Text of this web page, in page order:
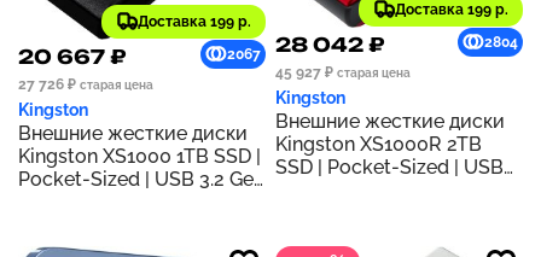
Доставка 199 р.
20 667 ₽
2067
27 726 ₽ старая цена
Kingston
Внешние жесткие диски
Kingston XS1000 1TB SSD |
Pocket-Sized | USB 3.2 Gen
SXS1000/1000G
Доставка 199 р.
28 042 ₽
2804
45 927 ₽ старая цена
Kingston
Внешние жесткие диски
Kingston XS1000R 2TB
SSD | Pocket-Sized | USB